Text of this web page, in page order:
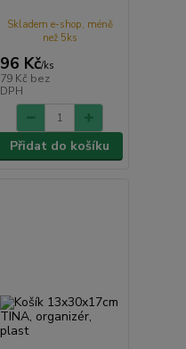
96 Kč/ks
79 Kč bez
DPH
Skladem e-shop, méně
než 5ks
Přidat do košíku